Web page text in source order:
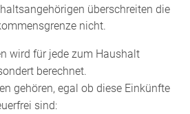
überschreiten die
nicht.
wird für jede zum Haushalt
berechnet.
gehören, egal ob diese Einkünfte
sind: